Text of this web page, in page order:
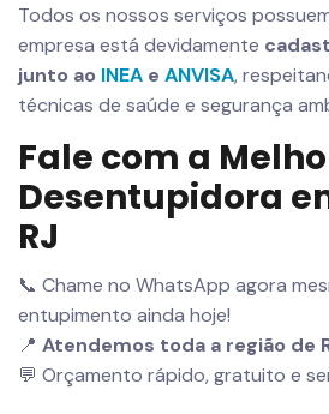
Todos os nossos serviços
empresa está devidamente
junto ao INEA e ANVISA,
técnicas de saúde e segurança
Fale com a
Desentupidora
RJ
📞 Chame no WhatsApp agora
entupimento ainda hoje!
📍 Atendemos toda a região de
💬 Orçamento rápido, gratuito e